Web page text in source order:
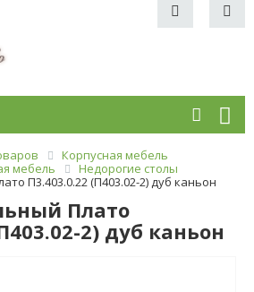
Корпусная мебель
мебель
Недорогие столы
П3.403.0.22 (П403.02-2) дуб каньон
Плато
2) дуб каньон